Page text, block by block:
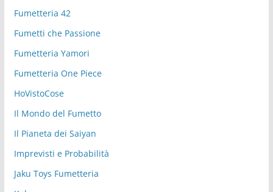
Fumetteria 42
Fumetti che Passione
Fumetteria Yamori
Fumetteria One Piece
HoVistoCose
Il Mondo del Fumetto
Il Pianeta dei Saiyan
Imprevisti e Probabilità
Jaku Toys Fumetteria